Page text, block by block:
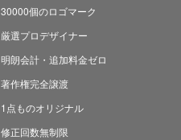
30000個のロゴマーク
厳選プロデザイナー
明朗会計・追加料金ゼロ
著作権完全譲渡
1点ものオリジナル
修正回数無制限